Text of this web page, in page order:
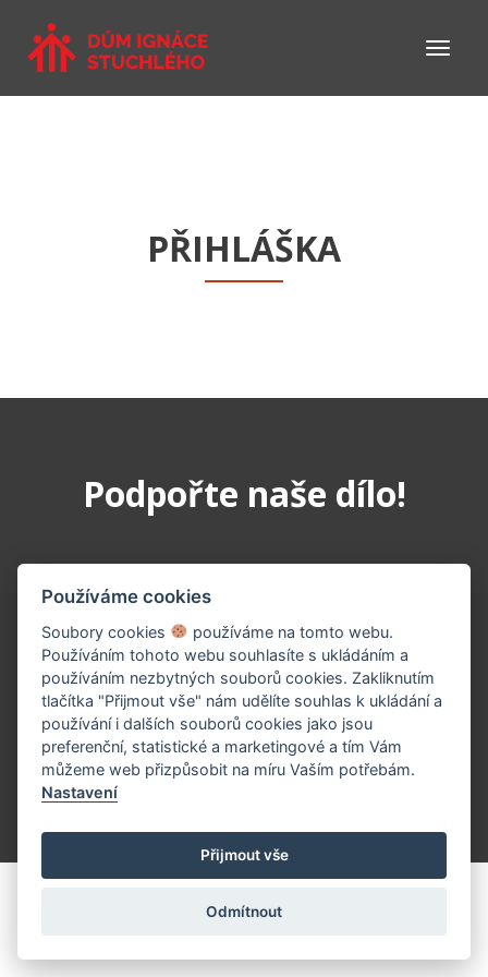
PŘIHLÁŠKA
Podpořte naše dílo!
PŘISPĚT TEĎ
(c) 2026 UniWIRE Solution, s.r.o. |
Používáme cookies
Soubory cookies
používáme na tomto webu.
Používáním tohoto webu souhlasíte s ukládáním a
používáním nezbytných souborů cookies. Zakliknutím
tlačítka "Přijmout vše" nám udělíte souhlas k ukládání a
používání i dalších souborů cookies jako jsou
preferenční, statistické a marketingové a tím Vám
můžeme web přizpůsobit na míru Vaším potřebám.
Nastavení
Přijmout vše
Odmítnout